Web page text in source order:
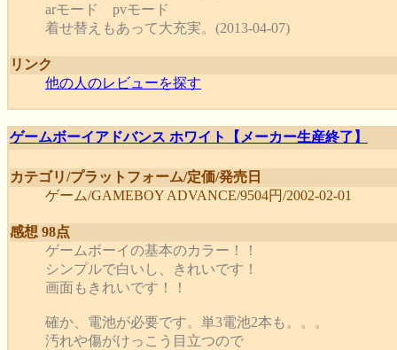
arモード pvモード
着せ替えもあって大充実。(2013-04-07)
リンク
他の人のレビューを探す
ゲームボーイアドバンス ホワイト【メーカー生産終了】
カテゴリ/プラットフォーム/定価/発売日
ゲーム/GAMEBOY ADVANCE/9504円/2002-02-01
感想 98点
ゲームボーイの基本のカラー！！
シンプルで白いし、きれいです！
画面もきれいです！！
確か、電池が必要です。単3電池2本も。。。
汚れや傷がけっこう目立つので